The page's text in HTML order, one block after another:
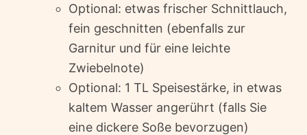
Optional: etwas frischer Schnittlauch,
fein geschnitten (ebenfalls zur
Garnitur und für eine leichte
Zwiebelnote)
Optional: 1 TL Speisestärke, in etwas
kaltem Wasser angerührt (falls Sie
eine dickere Soße bevorzugen)